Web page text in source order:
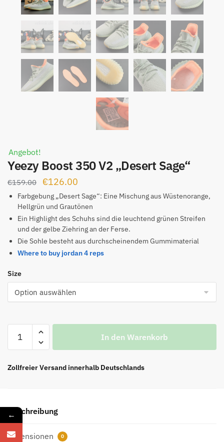
Angebot!
Yeezy Boost 350 V2 „Desert Sage“
€159.00
Ursprünglicher
Preis
war:
€159.00
€126.00
Preis
ist:
€126.00.
Farbgebung „Desert Sage“: Eine Mischung aus Wüstenorange,
Hellgrün und Grautönen
Ein Highlight des Schuhs sind die leuchtend grünen Streifen
und der gelbe Ziehring an der Ferse.
Die Sohle besteht aus durchscheinendem Gummimaterial
Where to buy jordan 4 reps
Size
Boost
V2
In den Warenkorb
Zollfreier Versand innerhalb Deutschlands
Beschreibung
Rezensionen 0
←